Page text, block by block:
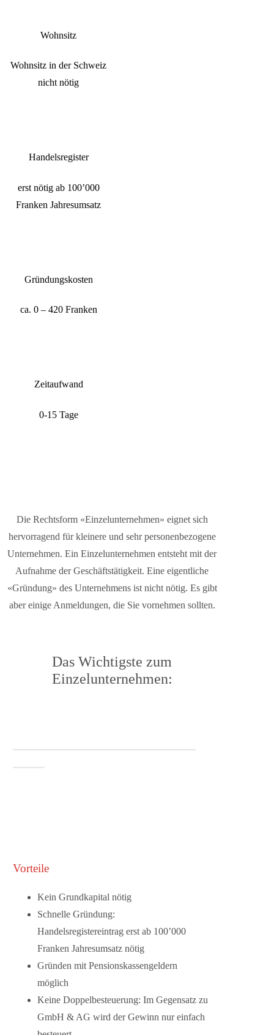
Wohnsitz
Wohnsitz in der Schweiz
nicht nötig
Handelsregister
erst nötig ab 100’000
Franken Jahresumsatz
Gründungskosten
ca. 0 – 420 Franken
Zeitaufwand
0-15 Tage
Die Rechtsform «Einzelunternehmen» eignet sich
hervorragend für kleinere und sehr personenbezogene
Unternehmen. Ein Einzelunternehmen entsteht mit der
Aufnahme der Geschäftstätigkeit. Eine eigentliche
«Gründung» des Unternehmens ist nicht nötig. Es gibt
aber einige Anmeldungen, die Sie vornehmen sollten.
Das Wichtigste zum
Einzelunternehmen:
Vorteile
Kein Grundkapital nötig
Schnelle Gründung:
Handelsregistereintrag erst ab 100’000
Franken Jahresumsatz nötig
Gründen mit Pensionskassengeldern
möglich
Keine Doppelbesteuerung: Im Gegensatz zu
GmbH & AG wird der Gewinn nur einfach